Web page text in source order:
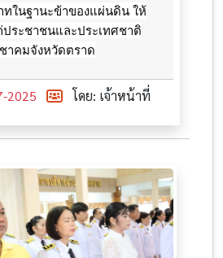
ในฐานะข้าของแผ่นดิน ให้
ระชาชนและประเทศชาติ
าคม​จังหวัดตราด
2025 โดย: เจ้าหน้าที่